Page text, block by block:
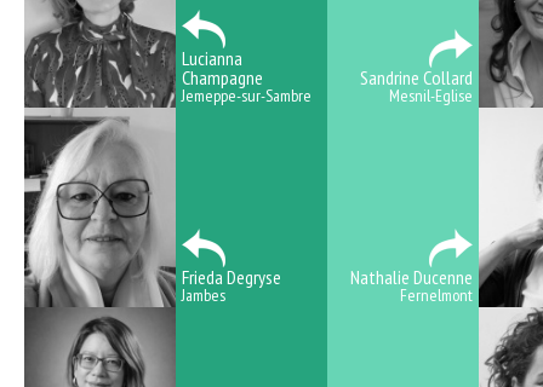
Lucianna
Champagne
Jemeppe-sur-Sambre
Sandrine Collard
Mesnil-Eglise
Frieda Degryse
Jambes
Nathalie Ducenne
Fernelmont